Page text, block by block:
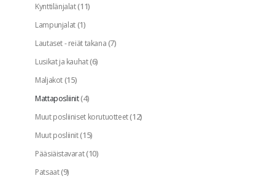
Kynttilänjalat(11)
Lampunjalat(1)
Lautaset - reiät takana(7)
Lusikat ja kauhat(6)
Maljakot(15)
Mattaposliinit(4)
Muut posliiniset korutuotteet(12)
Muut posliinit(15)
Pääsiäistavarat(10)
Patsaat(9)